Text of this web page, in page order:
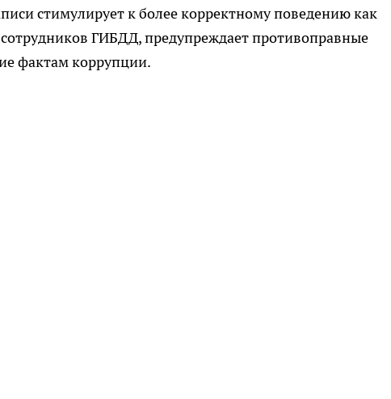
стимулирует к более корректному поведению как
ГИБДД, предупреждает противоправные
фактам коррупции.